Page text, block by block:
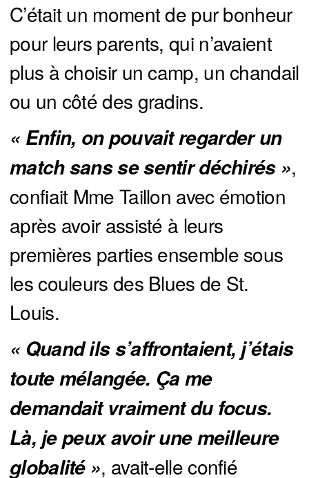
C’était un moment de pur bonheur
pour leurs parents, qui n’avaient
plus à choisir un camp, un chandail
ou un côté des gradins.
« Enfin, on pouvait regarder un
match sans se sentir déchirés »,
confiait Mme Taillon avec émotion
après avoir assisté à leurs
premières parties ensemble sous
les couleurs des Blues de St.
Louis.
« Quand ils s’affrontaient, j’étais
toute mélangée. Ça me
demandait vraiment du focus.
Là, je peux avoir une meilleure
globalité », avait-elle confié